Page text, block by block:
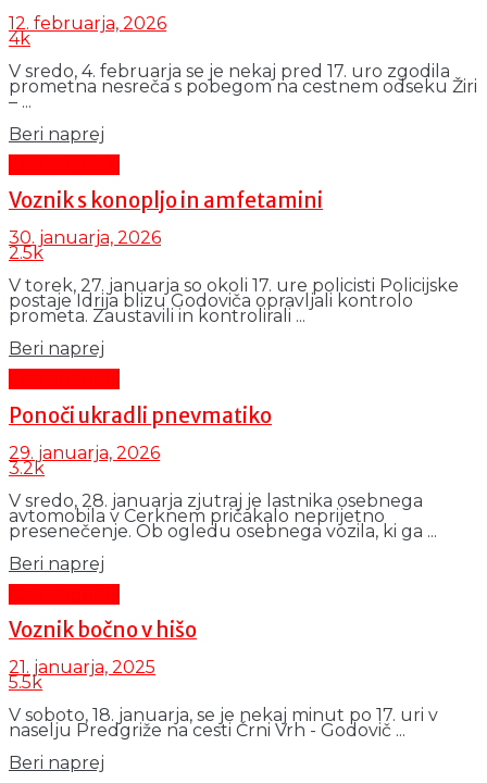
12. februarja, 2026
4k
V sredo, 4. februarja se je nekaj pred 17. uro zgodila
prometna nesreča s pobegom na cestnem odseku Žiri
– ...
Beri naprej
Voznik s konopljo in amfetamini
30. januarja, 2026
2.5k
V torek, 27. januarja so okoli 17. ure policisti Policijske
postaje Idrija blizu Godoviča opravljali kontrolo
prometa. Zaustavili in kontrolirali ...
Beri naprej
Ponoči ukradli pnevmatiko
29. januarja, 2026
3.2k
V sredo, 28. januarja zjutraj je lastnika osebnega
avtomobila v Cerknem pričakalo neprijetno
presenečenje. Ob ogledu osebnega vozila, ki ga ...
Beri naprej
Voznik bočno v hišo
21. januarja, 2025
5.5k
V soboto, 18. januarja, se je nekaj minut po 17. uri v
naselju Predgriže na cesti Črni Vrh - Godovič ...
Beri naprej